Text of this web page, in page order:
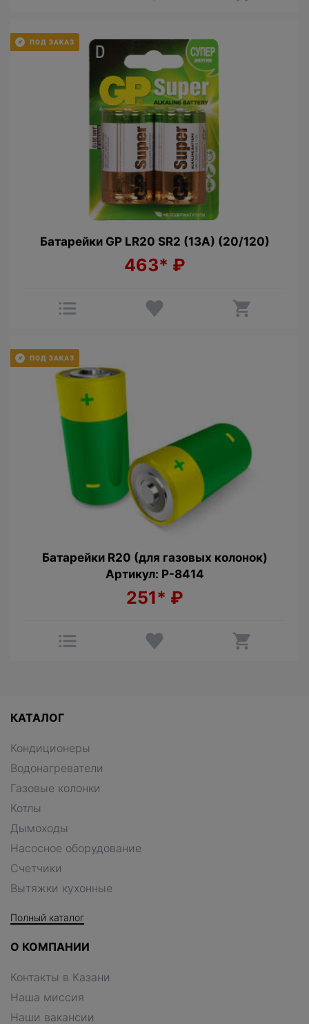
Батарейки GP LR20 SR2 (13A) (20/120)
463* ₽
Батарейки R20 (для газовых колонок)
Артикул: P-8414
251* ₽
КАТАЛОГ
Кондиционеры
Водонагреватели
Газовые колонки
Котлы
Дымоходы
Насосное оборудование
Счетчики
Вытяжки кухонные
Полный каталог
О КОМПАНИИ
Контакты в Казани
Наша миссия
Наши вакансии